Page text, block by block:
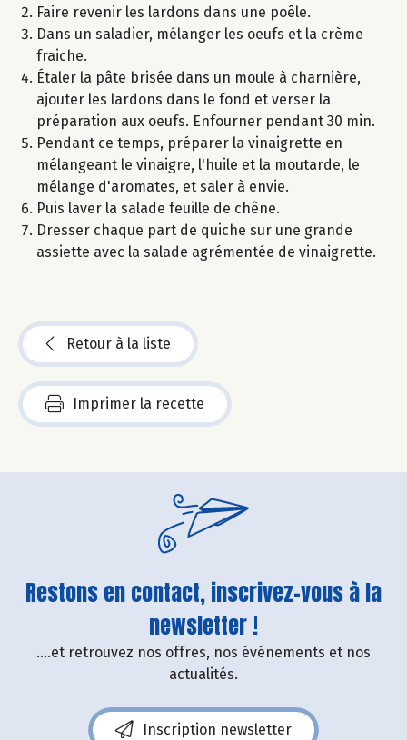
Faire revenir les lardons dans une poêle.
Dans un saladier, mélanger les oeufs et la crème
fraiche.
Étaler la pâte brisée dans un moule à charnière,
ajouter les lardons dans le fond et verser la
préparation aux oeufs. Enfourner pendant 30 min.
Pendant ce temps, préparer la vinaigrette en
mélangeant le vinaigre, l'huile et la moutarde, le
mélange d'aromates, et saler à envie.
Puis laver la salade feuille de chêne.
Dresser chaque part de quiche sur une grande
assiette avec la salade agrémentée de vinaigrette.
Retour à la liste
Imprimer la recette
Restons en contact, inscrivez-vous à la
newsletter !
....et retrouvez nos offres, nos événements et nos
actualités.
Inscription newsletter